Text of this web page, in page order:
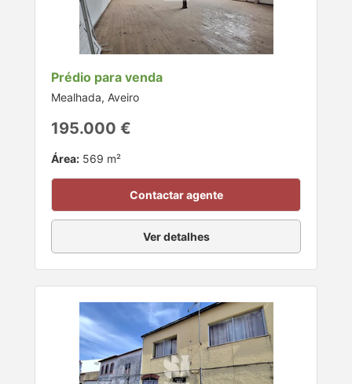
Prédio para venda
Mealhada, Aveiro
195.000 €
Área: 569 m²
Contactar agente
Ver detalhes